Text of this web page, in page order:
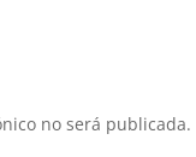
no será publicada.